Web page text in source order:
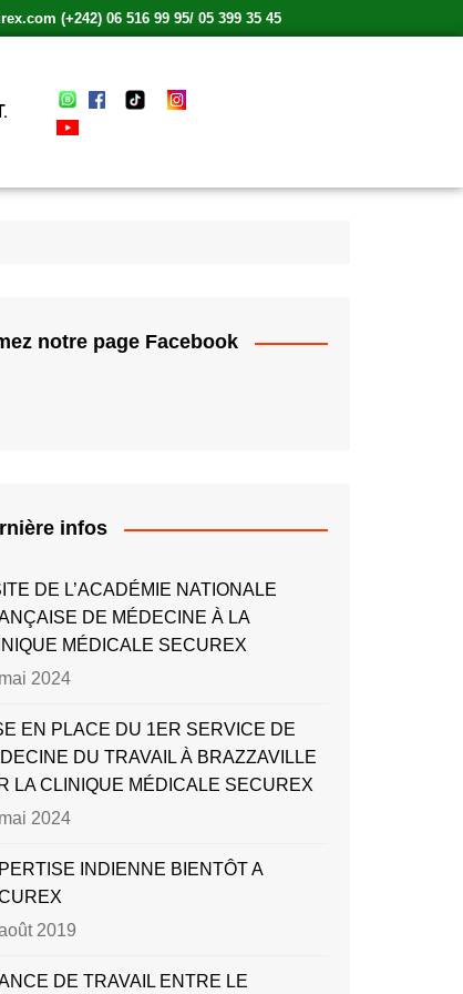
(+242) 06 516 99 95/ 05 399 35 45
notre page Facebook
infos
DE L’ACADÉMIE NATIONALE
DE MÉDECINE À LA
MÉDICALE SECUREX
2024
EN PLACE DU 1ER SERVICE DE
DU TRAVAIL À BRAZZAVILLE
LA CLINIQUE MÉDICALE SECUREX
2024
INDIENNE BIENTÔT A
2019
DE TRAVAIL ENTRE LE